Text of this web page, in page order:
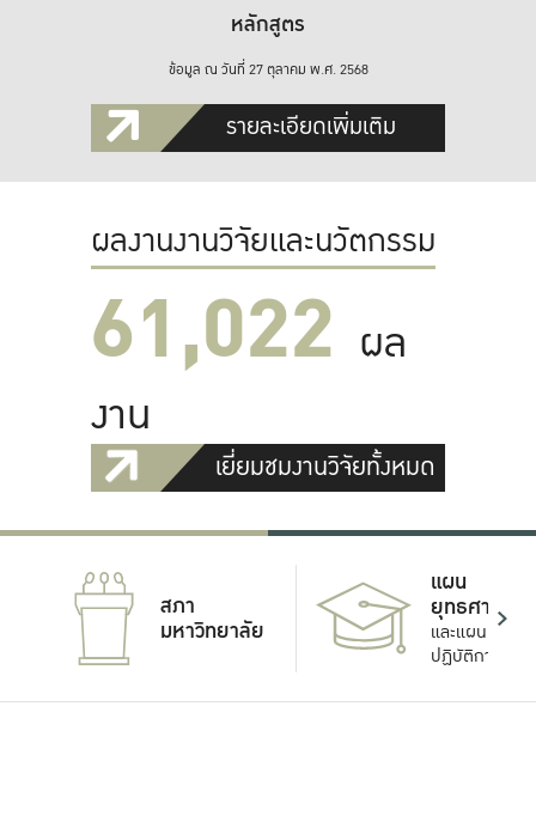
หลักสูตร
ข้อมูล ณ วันที่ 27 ตุลาคม พ.ศ. 2568
รายละเอียดเพิ่มเติม
ผลงานงานวิจัยและนวัตกรรม
61,022 ผล
งาน
เยี่ยมชมงานวิจัยทั้งหมด
สภา
มหาวิทยาลัย
แผน
ยุทธศาสตร์
และแผน
ปฏิบัติการ